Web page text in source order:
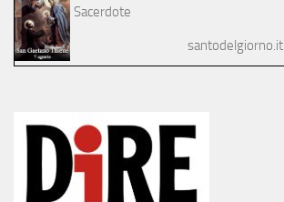
Sacerdote
santodelgiorno.it